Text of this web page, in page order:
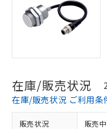
在庫/販売状況
在庫/販売状況 ご利用条
販売状況 販売中